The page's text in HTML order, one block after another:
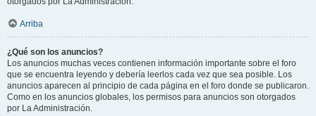
Arriba
¿Qué son los anuncios?
Los anuncios muchas veces contienen información importante sobre el foro
que se encuentra leyendo y debería leerlos cada vez que sea posible. Los
anuncios aparecen al principio de cada página en el foro donde se publicaron.
Como en los anuncios globales, los permisos para anuncios son otorgados
por La Administración.